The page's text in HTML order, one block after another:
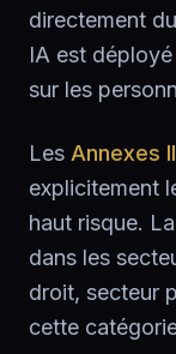
directement
IA est
sur les
Les Annexes
explicitement
haut risque.
dans les
droit, secteur
cette